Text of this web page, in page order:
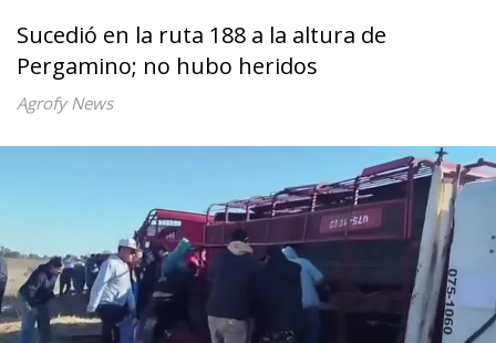
Sucedió en la ruta 188 a la altura de
Pergamino; no hubo heridos
Agrofy News